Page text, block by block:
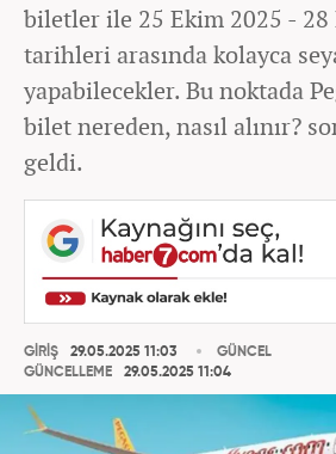
biletler ile 25 Ekim 2025 - 28
tarihleri arasında kolayca
yapabilecekler. Bu noktada
bilet nereden, nasıl alınır?
geldi.
GİRİŞ
29.05.2025 11:03
GÜNCELLEME
29.05.2025 11:04
GÜNCEL